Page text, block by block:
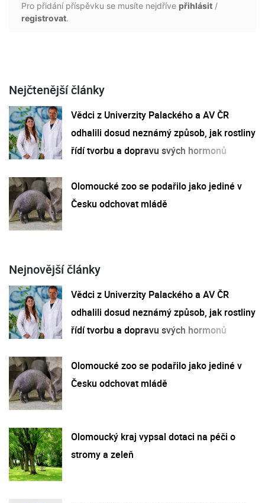
Pro přidání příspěvku se musíte nejdříve přihlásit /
registrovat.
Nejčtenější články
Vědci z Univerzity Palackého a AV ČR
odhalili dosud neznámý způsob, jak rostliny
řídí tvorbu a dopravu svých hormonů
Olomoucké zoo se podařilo jako jediné v
Česku odchovat mládě
Nejnovější články
Vědci z Univerzity Palackého a AV ČR
odhalili dosud neznámý způsob, jak rostliny
řídí tvorbu a dopravu svých hormonů
Olomoucké zoo se podařilo jako jediné v
Česku odchovat mládě
Olomoucký kraj vypsal dotaci na péči o
stromy a zeleň